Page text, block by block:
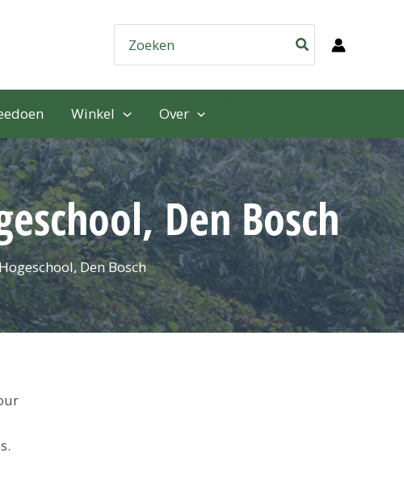
naar:
Winkel Over
Den Bosch
Den Bosch